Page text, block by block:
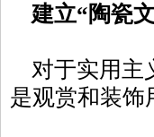
建立“陶瓷
对于实用主
是观赏和装饰